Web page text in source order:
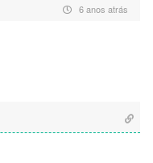
6 anos atrás